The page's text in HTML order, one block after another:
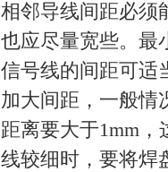
相邻导线间距必须
也应尽量宽些。最
信号线的间距可适
加大间距，一般情
距离要大于1mm
线较细时，要将焊